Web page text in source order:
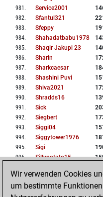
981 . Service2001
982. Sfantul321
983. Sfeppy
984. Shahadatbabu1978
985. Shaqir Jakupi 23
986. Sharin
987. Sharkcaesar
988. Shashini Puvi
989. Shiva2021
990. Shradds16
991 . Sick
992. Siegbert
993. Siggi04
994. Siggytower1976
995. Sigi
996. Sillypotato15
998 . Singh64
999 . Singla13
Wir verwenden Cookies
um bestimmte